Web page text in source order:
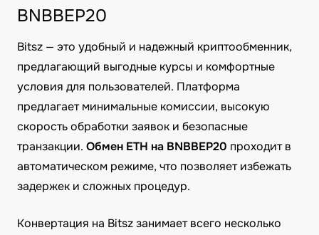
BNBBEP20
Bitsz — это удобный и надежный криптообменник,
предлагающий выгодные курсы и комфортные
условия для пользователей. Платформа
предлагает минимальные комиссии, высокую
скорость обработки заявок и безопасные
транзакции. Обмен ETH на BNBBEP20 проходит в
автоматическом режиме, что позволяет избежать
задержек и сложных процедур.
Конвертация на Bitsz занимает всего несколько